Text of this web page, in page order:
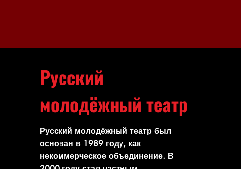
Русский
молодёжный театр
Русский молодёжный театр был
основан в 1989 году, как
некоммерческое объединение. В